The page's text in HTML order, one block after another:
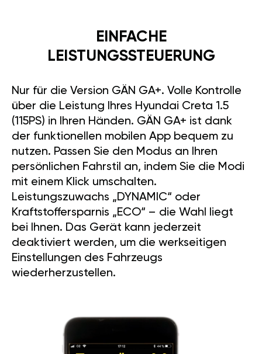
EINFACHE
LEISTUNGSSTEUERUNG
Nur für die Version GÄN GA+. Volle Kontrolle
über die Leistung Ihres Hyundai Creta 1.5
(115PS) in Ihren Händen. GÄN GA+ ist dank
der funktionellen mobilen App bequem zu
nutzen. Passen Sie den Modus an Ihren
persönlichen Fahrstil an, indem Sie die Modi
mit einem Klick umschalten.
Leistungszuwachs „DYNAMIC“ oder
Kraftstoffersparnis „ECO“ – die Wahl liegt
bei Ihnen. Das Gerät kann jederzeit
deaktiviert werden, um die werkseitigen
Einstellungen des Fahrzeugs
wiederherzustellen.